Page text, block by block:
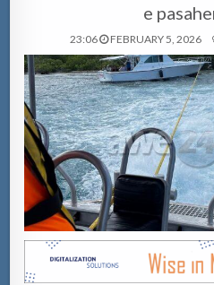
e
23:06 FEBRUARY 5, 2026